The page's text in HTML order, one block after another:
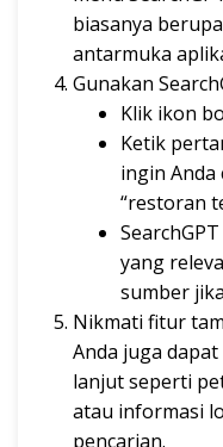
biasanya
antarmuka
Gunakan
Klik ikon
Ketik
ingin Anda
“restoran
yang
sumber
Nikmati fitur
Anda juga
lanjut seperti
atau informasi
pencarian.